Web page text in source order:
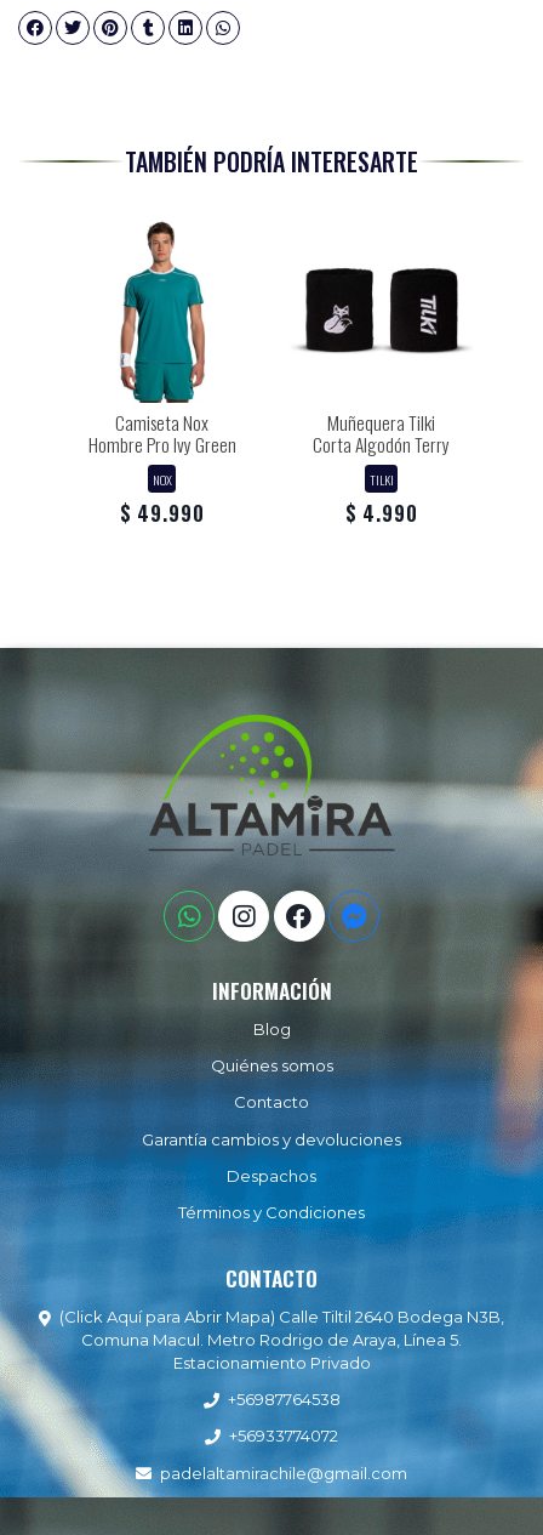
TAMBIÉN PODRÍA INTERESARTE
Camiseta Nox
Hombre Pro Ivy Green
NOX
$ 49.990
Muñequera Tilki
Corta Algodón Terry
TILKI
$ 4.990
INFORMACIÓN
Blog
Quiénes somos
Contacto
Garantía cambios y devoluciones
Despachos
Términos y Condiciones
CONTACTO
(Click Aquí para Abrir Mapa) Calle Tiltil 2640 Bodega N3B,
Comuna Macul. Metro Rodrigo de Araya, Línea 5.
Estacionamiento Privado
+56987764538
+56933774072
padelaltamirachile@gmail.com